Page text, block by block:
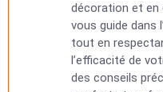
décoration et en
vous guide dans
tout en
l’efficacité de
des conseils